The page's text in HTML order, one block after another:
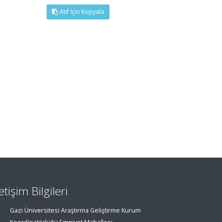
Atıf İçin Kopyala
Bilgileri
Gazi Üniversitesi Araştırma Geliştirme Kurum